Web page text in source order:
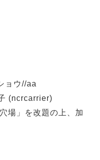
ョウ//aa
(ncrcarrier)
場」を改題の上、加